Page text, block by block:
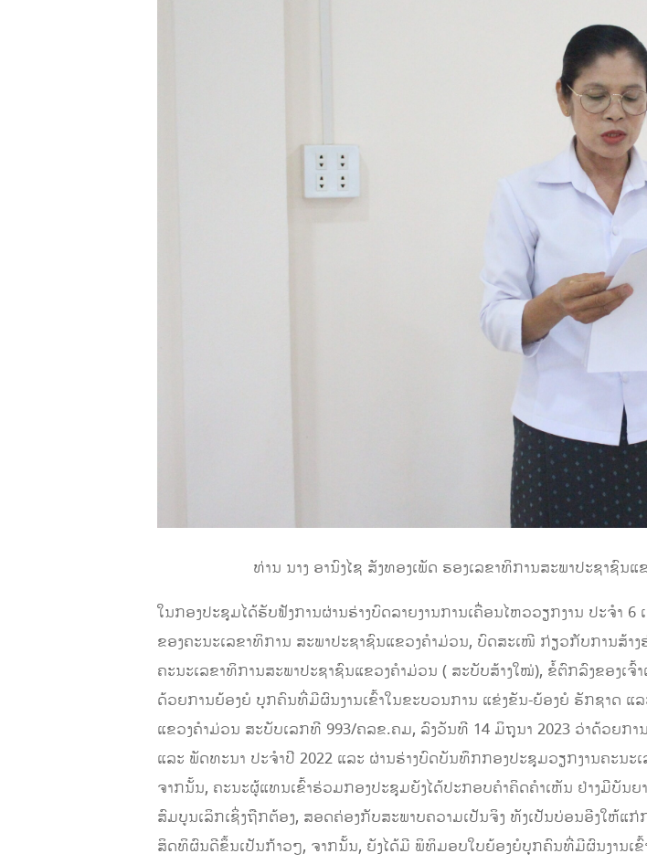
ທ່ານ ນາງ ອານົງໄຊ ສັງທອງເພັດ ຮອງເລຂາທິການສະພາປະຊາຊົ
ໃນກອງປະຊຸມໄດ້ຮັບຟັງການຜ່ານຮ່າງບົດລາຍງານການເຄື່ອນໄຫວວຽກງານ ປະຈໍາ
ຂອງຄະນະເລຂາທິການ ສະພາປະຊາຊົນແຂວງຄໍາມ່ວນ, ບົດສະເໜີ ກ່ຽວກັບການສ້າ
ຄະນະເລຂາທິການສະພາປະຊາຊົນແຂວງຄໍາມ່ວນ ( ສະບັບສ້າງໃໝ່), ຂໍ້ຕົກລົງຂອງເ
ດ້ວຍການຍ້ອງຍໍ ບຸກຄົນທີ່ມີຜົນງານເຂົ້າໃນຂະບວນການ ແຂ່ງຂັນ-ຍ້ອງຍໍ ຮັກຊາດ ແ
ແຂວງຄໍາມ່ວນ ສະບັບເລກທີ 993/ຄລຂ.ຄມ, ລົງວັນທີ 14 ມິຖຸນາ 2023 ວ່າດ້ວຍກ
ແລະ ພັດທະນາ ປະຈໍາປີ 2022 ແລະ ຜ່ານຮ່າງບົດບັນທຶກກອງປະຊຸມວຽກງານຄະນະ
ຈາກນັ້ນ, ຄະນະຜູ້ແທນເຂົ້າຮ່ວມກອງປະຊຸມຍັງໄດ້ປະກອບຄໍາຄິດຄໍາເຫັນ ຢ່າງມີບັນ
ສົມບູນເລິກເຊິ່ງຖືກຕ້ອງ, ສອດຄ່ອງກັບສະພາບຄວາມເປັນຈິງ ທັງເປັນບ່ອນອີງໃຫ້ແ
ສິດທິຜົນດີຂຶ້ນເປັນກ້າວໆ, ຈາກນັ້ນ, ຍັງໄດ້ມີ ພິທິມອບໃບຍ້ອງຍໍບຸກຄົນທີ່ມີຜົນງານເ